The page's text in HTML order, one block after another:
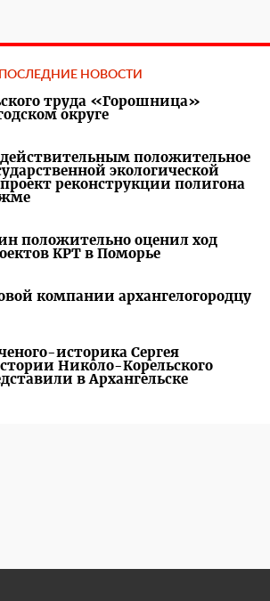
ПОСЛЕДНИЕ НОВОСТИ
труда «Горошница»
округе
положительное
экологической
реконструкции полигона
положительно оценил ход
КРТ в Поморье
компании архангелогородцу
историка Сергея
Николо-Корельского
в Архангельске